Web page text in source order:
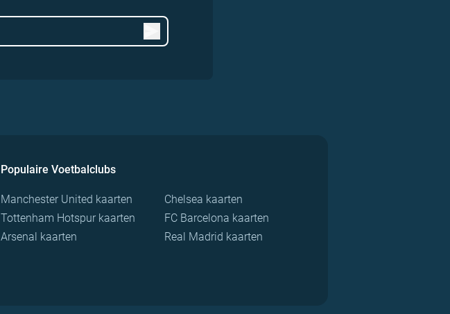
Populaire Voetbalclubs
Manchester United kaarten
Tottenham Hotspur kaarten
Arsenal kaarten
Chelsea kaarten
FC Barcelona kaarten
Real Madrid kaarten